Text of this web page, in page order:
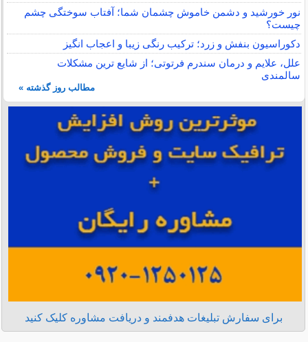
نور خورشید و دشمن خاموش چشمان شما؛ آفتاب سوختگی چشم
چیست؟
دکوراسیون بنفش و زرد؛ ترکیب رنگی زیبا و اعجاب انگیز
علل، علایم و درمان سندرم فرتوتی؛ از شایع ترین مشکلات
سالمندی
مطالب روز گذشته »
برای سفارش تبلیغات هدفمند و دریافت مشاوره کلیک کنید